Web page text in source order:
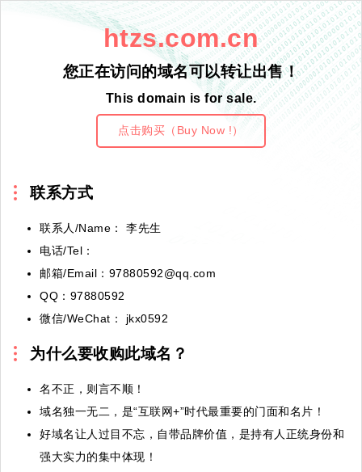
htzs.com.cn
您正在访问的域名可以转让出售！
This domain is for sale.
点击购买（Buy Now !）
联系方式
联系人/Name： 李先生
电话/Tel：
邮箱/Email：97880592@qq.com
QQ：97880592
微信/WeChat： jkx0592
为什么要收购此域名？
名不正，则言不顺！
域名独一无二，是“互联网+”时代最重要的门面和名片！
好域名让人过目不忘，自带品牌价值，是持有人正统身份和
强大实力的集中体现！